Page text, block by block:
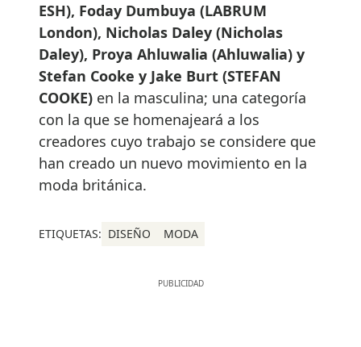
ESH), Foday Dumbuya (LABRUM
London), Nicholas Daley (Nicholas
Daley), Proya Ahluwalia (Ahluwalia) y
Stefan Cooke y Jake Burt (STEFAN
COOKE) en la masculina; una categoría
con la que se homenajeará a los
creadores cuyo trabajo se considere que
han creado un nuevo movimiento en la
moda británica.
ETIQUETAS: DISEÑO MODA